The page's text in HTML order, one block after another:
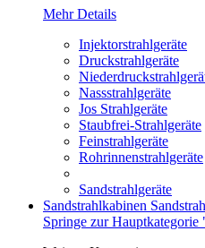
Mehr Details
Injektorstrahlgeräte
Druckstrahlgeräte
Nassstrahlgeräte
Jos Strahlgeräte
Staubfrei-Strahlgeräte
Feinstrahlgeräte
Rohrinnenstrahlgeräte
Sandstrahlgeräte
Sandstrahlkabinen
Springe zur Hauptkategorie